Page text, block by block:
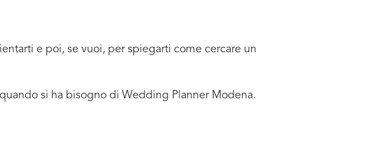
e poi, se vuoi, per spiegarti come cercare un
si ha bisogno di Wedding Planner Modena.